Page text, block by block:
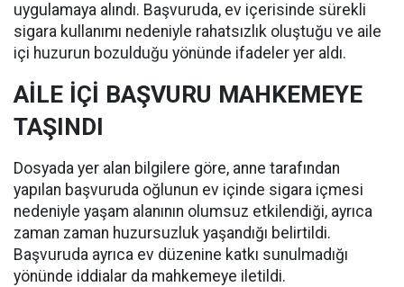
uygulamaya alındı. Başvuruda, ev içerisinde sürekli
sigara kullanımı nedeniyle rahatsızlık oluştuğu ve aile
içi huzurun bozulduğu yönünde ifadeler yer aldı.
AİLE İÇİ BAŞVURU MAHKEMEYE
TAŞINDI
Dosyada yer alan bilgilere göre, anne tarafından
yapılan başvuruda oğlunun ev içinde sigara içmesi
nedeniyle yaşam alanının olumsuz etkilendiği, ayrıca
zaman zaman huzursuzluk yaşandığı belirtildi.
Başvuruda ayrıca ev düzenine katkı sunulmadığı
yönünde iddialar da mahkemeye iletildi.